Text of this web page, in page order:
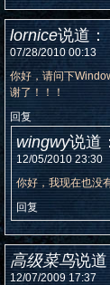
lornice说道：
07/28/2010 00:13
你好，请问下
谢了！！！
回复
wingwy说道：
12/05/2010 23:30
你好，我现在也没
回复
高级菜鸟说道
12/07/2009 17:37